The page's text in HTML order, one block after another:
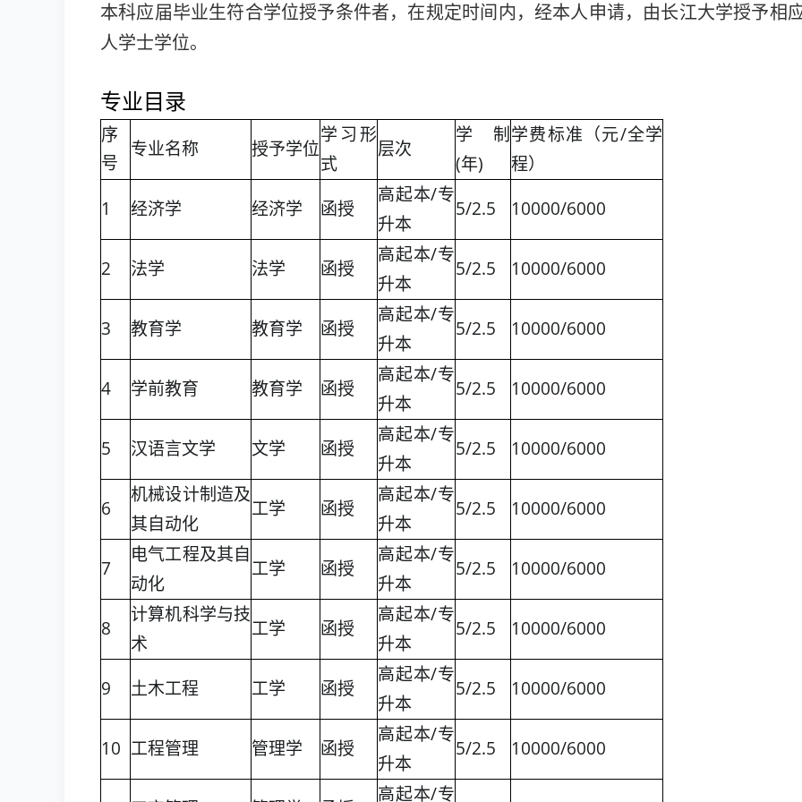
本科应届毕业生符合学位授予条件者，在规定时间内，经本人申请，由长江大学授予相
人学士学位。
专业目录
序
号
专业名称 授予学位
学习形
式
层次
学制
(年)
学费标准（元/全学
程）
1
经济学 经济学 函授
高起本/专
升本
5/2.5 10000/6000
2 法学 法学 函授
高起本/专
升本
5/2.5 10000/6000
3 教育学 教育学 函授
高起本/专
升本
5/2.5 10000/6000
4 学前教育 教育学 函授
高起本/专
升本
5/2.5 10000/6000
5 汉语言文学 文学 函授
高起本/专
升本
5/2.5 10000/6000
6
机械设计制造及
其自动化
工学 函授
高起本/专
升本
5/2.5 10000/6000
7
电气工程及其自
动化
工学 函授
高起本/专
升本
5/2.5 10000/6000
8
计算机科学与技
术
工学 函授
高起本/专
升本
5/2.5 10000/6000
9 土木工程 工学 函授
高起本/专
升本
5/2.5 10000/6000
10 工程管理 管理学 函授
高起本/专
升本
5/2.5 10000/6000
高起本/专